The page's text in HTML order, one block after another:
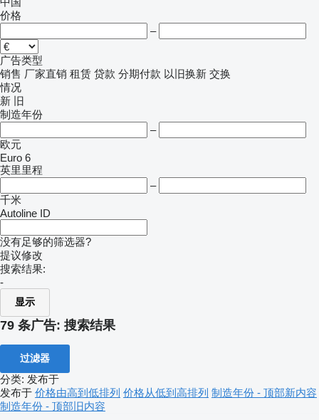
价格
–
广告类型
销售 厂家直销 租赁 贷款 分期付款 以旧换新 交换
情况
新 旧
制造年份
–
欧元
Euro 6
英里里程
–
千米
Autoline ID
没有足够的筛选器?
提议修改
搜索结果:
-
显示
79 条广告: 搜索结果
过滤器
分类: 发布于
发布于 价格由高到低排列 价格从低到高排列 制造年份 - 顶部新内容
制造年份 - 顶部旧内容